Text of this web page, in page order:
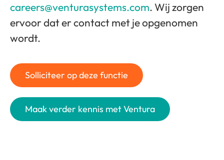
careers@venturasystems.com. Wij zorgen
ervoor dat er contact met je opgenomen
wordt.
Solliciteer op deze functie
Maak verder kennis met Ventura